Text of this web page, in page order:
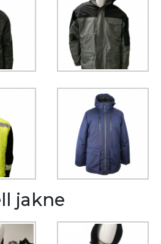
jakne